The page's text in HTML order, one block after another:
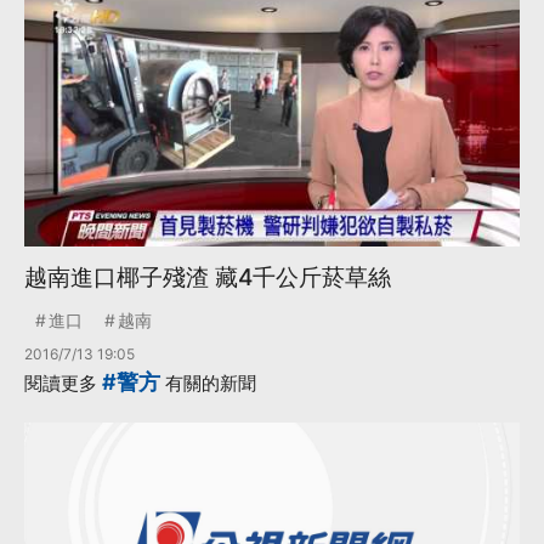
越南進口椰子殘渣 藏4千公斤菸草絲
進口 越南
2016/7/13 19:05
閱讀更多 #警方 有關的新聞